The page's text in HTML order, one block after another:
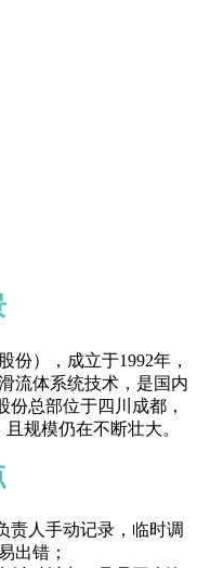
份），成立于1992年，
流体系统技术，是国内
总部位于四川成都，
规模仍在不断壮大。
责人手动记录，临时调
出错；